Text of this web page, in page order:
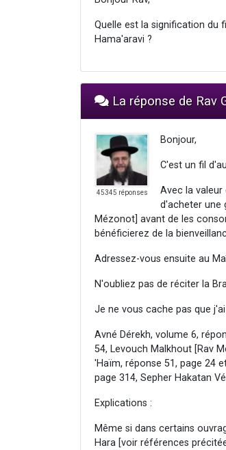
Quelle est la signification du
Hama'aravi ?
La réponse de Rav
45345 réponses
Bonjour,
C'est un fil
Avec la valeur
d'acheter une
Mézonot] avant de les
bénéficierez de la
Adressez-vous ensuite au
N'oubliez pas de réciter la
Je ne vous cache pas que
Avné Dérekh, volume 6,
54, Levouch Malkhout [Rav
'Haïm, réponse 51, page 24
page 314, Sepher Hakatan
Explications :
Même si dans certains
Hara [voir références